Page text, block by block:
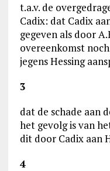
t.a.v. de
Cadix: dat Cadix
gegeven als door
overeenkomst
jegens Hessing
3
dat de schade aan
het gevolg is van
dit door Cadix aan
4